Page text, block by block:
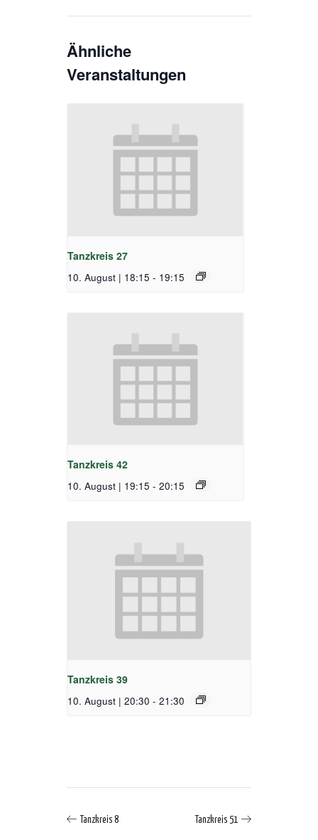
Ähnliche
Veranstaltungen
Tanzkreis 27
10. August | 18:15 - 19:15
Tanzkreis 42
10. August | 19:15 - 20:15
Tanzkreis 39
10. August | 20:30 - 21:30
Tanzkreis 8 Tanzkreis 51